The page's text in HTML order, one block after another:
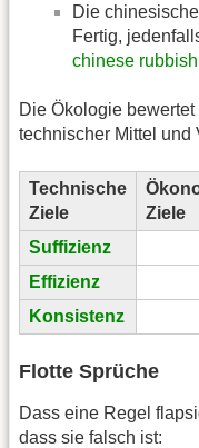
Die
Fertig,
chinese rubbish
Die Ökologie
technischer Mittel und
Technische
Ziele
Ziele
Suffizienz
Effizienz
Konsistenz
Flotte Sprüche
Dass eine Regel
dass sie falsch ist: